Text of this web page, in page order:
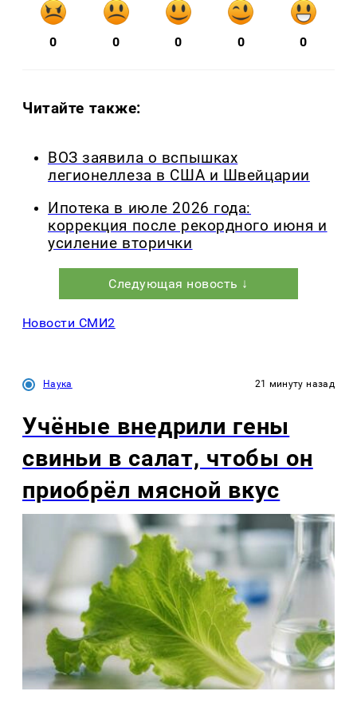
0 0 0 0 0
Читайте также:
ВОЗ заявила о вспышках
легионеллеза в США и Швейцарии
Ипотека в июле 2026 года:
коррекция после рекордного июня и
усиление вторички
Следующая новость ↓
Новости СМИ2
Наука 21 минуту назад
Учёные внедрили гены
свиньи в салат, чтобы он
приобрёл мясной вкус